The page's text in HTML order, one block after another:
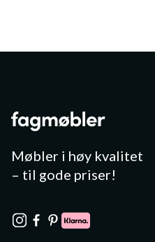
Møbler i høy kvalitet
– til gode priser!